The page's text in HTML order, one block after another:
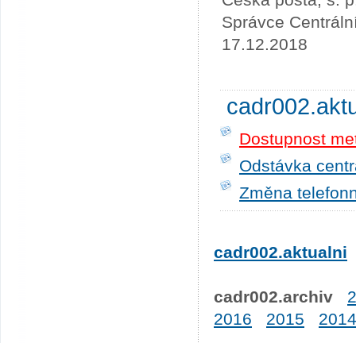
Správce
17.12.2018
Dostupnost
Odstávka
Změna
cadr002.aktualni
cadr002.archiv
2016
2015 2014